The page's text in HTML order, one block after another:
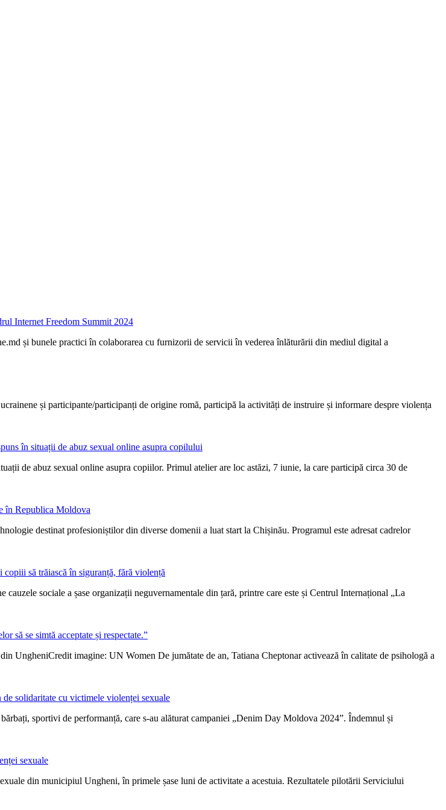
Internet Freedom Summit 2024
și bunele practici în colaborarea cu furnizorii de servicii în vederea înlăturării din mediul digital a
și participante/participanți de origine romă, participă la activități de instruire și informare despre violența
în situații de abuz sexual online asupra copilului
de abuz sexual online asupra copiilor. Primul atelier are loc astăzi, 7 iunie, la care participă circa 30 de
în Republica Moldova
destinat profesioniștilor din diverse domenii a luat start la Chișinău. Programul este adresat cadrelor
să trăiască în siguranță, fără violență
sociale a șase organizații neguvernamentale din țară, printre care este și Centrul Internațional „La
să se simtă acceptate și respectate.”
UngheniCredit imagine: UN Women De jumătate de an, Tatiana Cheptonar activează în calitate de psihologă a
solidaritate cu victimele violenței sexuale
sportivi de performanță, care s-au alăturat campaniei „Denim Day Moldova 2024”. Îndemnul și
sexuale
din municipiul Ungheni, în primele șase luni de activitate a acestuia. Rezultatele pilotării Serviciului